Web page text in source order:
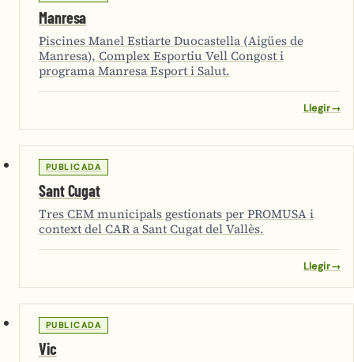
Manresa
Piscines Manel Estiarte Duocastella (Aigües de
Manresa), Complex Esportiu Vell Congost i
programa Manresa Esport i Salut.
Llegir→
PUBLICADA
Sant Cugat
Tres CEM municipals gestionats per PROMUSA i
context del CAR a Sant Cugat del Vallès.
Llegir→
PUBLICADA
Vic